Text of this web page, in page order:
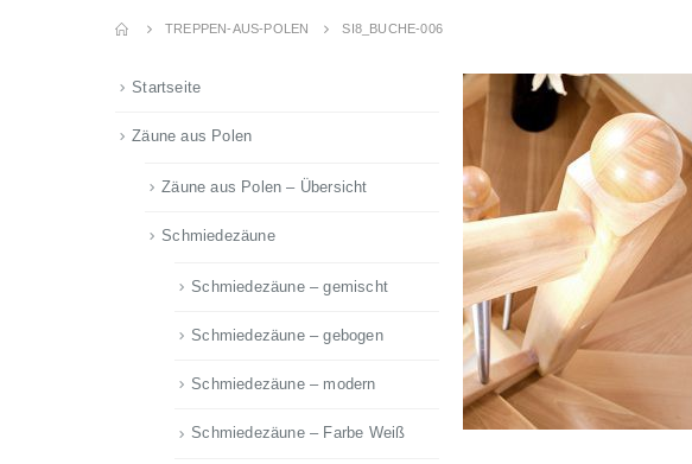
TREPPEN-AUS-POLEN SI8_BUCHE-006
Startseite
Zäune aus Polen
Zäune aus Polen – Übersicht
Schmiedezäune
Schmiedezäune – gemischt
Schmiedezäune – gebogen
Schmiedezäune – modern
Schmiedezäune – Farbe Weiß